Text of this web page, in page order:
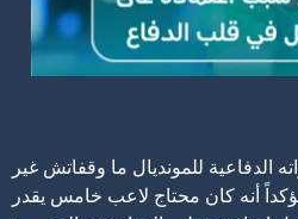
الدفاعية للمونديال ما وقفاتش غير
أنه كان محتاج لاعب خامس يقدر